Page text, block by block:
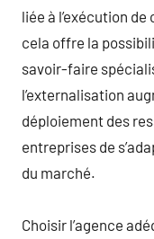
liée à l’exécution
cela offre la
savoir-faire
l’externalisation
déploiement des
entreprises de
du marché.
Choisir l’agence